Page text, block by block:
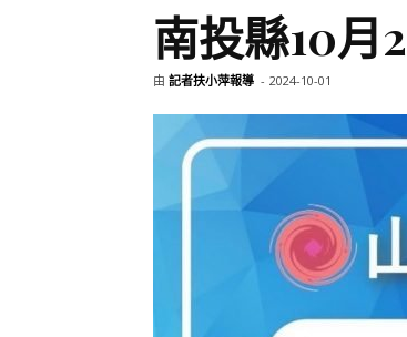
南投縣10
由 記者扶小萍報導 - 2024-10-01